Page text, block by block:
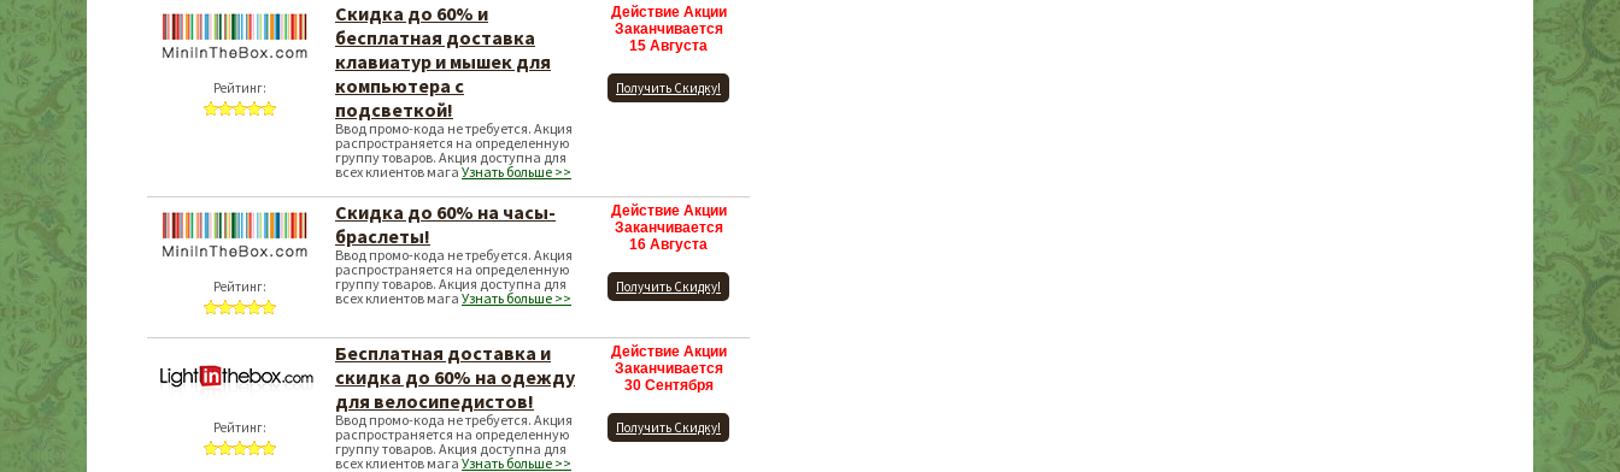
Рейтинг:
Скидка до 60% и
бесплатная доставка
клавиатур и мышек для
компьютера с
подсветкой!
Ввод промо-кода не требуется. Акция
распространяется на определенную
группу товаров. Акция доступна для
всех клиентов мага Узнать больше >>
Действие Акции
Заканчивается
15 Августа
Получить Скидку!
Рейтинг:
Скидка до 60% на часы-
браслеты!
Ввод промо-кода не требуется. Акция
распространяется на определенную
группу товаров. Акция доступна для
всех клиентов мага Узнать больше >>
Действие Акции
Заканчивается
16 Августа
Получить Скидку!
Рейтинг:
Бесплатная доставка и
скидка до 60% на одежду
для велосипедистов!
Ввод промо-кода не требуется. Акция
распространяется на определенную
группу товаров. Акция доступна для
всех клиентов мага Узнать больше >>
Действие Акции
Заканчивается
30 Сентября
Получить Скидку!